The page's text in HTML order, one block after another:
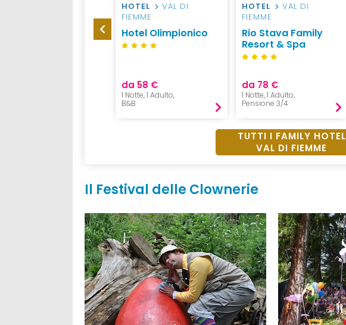
Hotel Lagorai Resort
HOTEL
VAL DI
FIEMME
Hotel Olimpionico
da 58 €
1 Notte, 1 Adulto,
B&B
HOTEL
VAL DI
FIEMME
Rio Stava Family
Resort & Spa
da 78 €
1 Notte, 1 Adulto,
Pensione 3/4
TUTTI I FAMILY HOTEL
VAL DI FIEMME
Il Festival delle Clownerie